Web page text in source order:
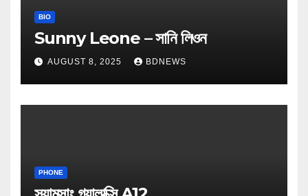
BIO
Sunny Leone – সানি লিওন
AUGUST 8, 2025 BDNEWS
PHONE